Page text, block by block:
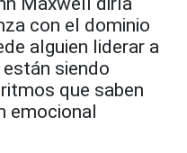
con el dominio
alguien liderar a
siendo
que saben
emocional